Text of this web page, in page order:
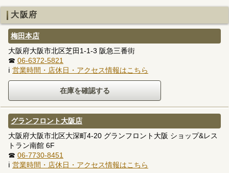
大阪府
梅田本店
大阪府大阪市北区芝田1-1-3 阪急三番街
☎ 06-6372-5821
ℹ 営業時間・店休日・アクセス情報はこちら
グランフロント大阪店
大阪府大阪市北区大深町4-20 グランフロント大阪 ショップ&レス
トラン南館 6F
☎ 06-7730-8451
ℹ 営業時間・店休日・アクセス情報はこちら